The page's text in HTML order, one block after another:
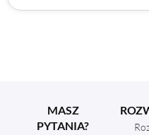
MASZ
PYTANIA?